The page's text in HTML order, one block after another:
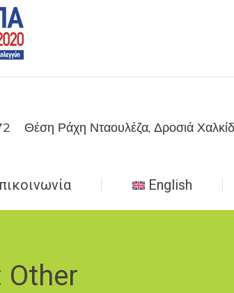
Θέση Ράχη Νταουλέζα, Δροσιά
English
Other